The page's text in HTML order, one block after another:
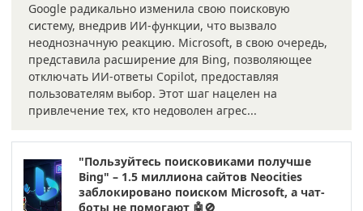
Google радикально изменила свою поисковую
систему, внедрив ИИ-функции, что вызвало
неоднозначную реакцию. Microsoft, в свою очередь,
представила расширение для Bing, позволяющее
отключать ИИ-ответы Copilot, предоставляя
пользователям выбор. Этот шаг нацелен на
привлечение тех, кто недоволен агрес...
"Пользуйтесь поисковиками получше
Bing" – 1.5 миллиона сайтов Neocities
заблокировано поиском Microsoft, а чат-
боты не помогают 🤖🚫